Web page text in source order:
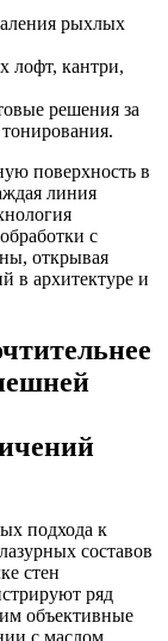
рыхлых
лофт, кантри,
решения за
поверхность в
линия
с
открывая
в архитектуре и
подхода к
составов
стен
ряд
объективные